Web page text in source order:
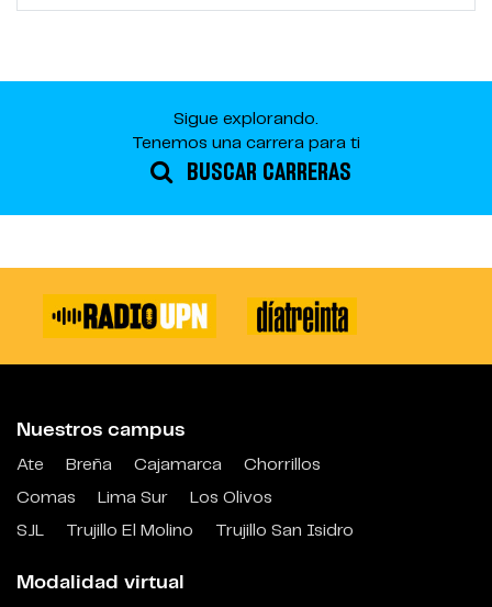
Sigue explorando.
Tenemos una carrera para ti
BUSCAR CARRERAS
Nuestros campus
Ate Breña Cajamarca
Chorrillos
Comas
Lima Sur
Los Olivos
SJL
Trujillo El Molino Trujillo San Isidro
Modalidad virtual